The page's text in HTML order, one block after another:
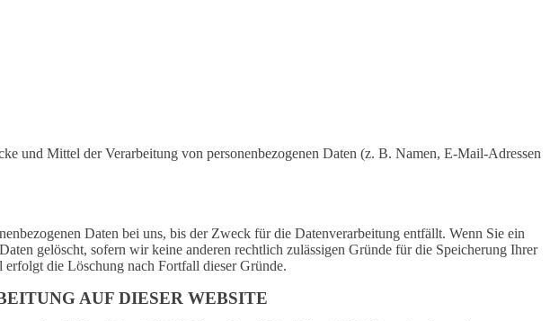
und Mittel der Verarbeitung von personenbezogenen Daten (z. B. Namen, E-Mail-Adressen
Daten bei uns, bis der Zweck für die Datenverarbeitung entfällt. Wenn Sie ein
gelöscht, sofern wir keine anderen rechtlich zulässigen Gründe für die Speicherung Ihrer
erfolgt die Löschung nach Fortfall dieser Gründe.
AUF DIESER WEBSITE